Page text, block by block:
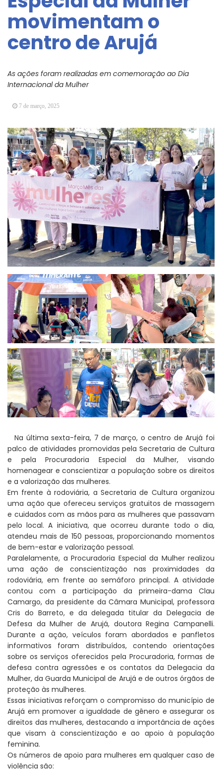
Arujá promove 2º encontro da Jornada de
Conhecimento em Bem-Estar Animal no Parque
dos Ipês
Arujá terá novo posto para emissão do Cartão
TOP
movimentam o
centro de Arujá
As ações foram realizadas em comemoração ao Dia
Internacional da Mulher
7 de março, 2025
Na última sexta-feira, 7 de março, o centro de Arujá foi
palco de atividades promovidas pela Secretaria de Cultura
e pela Procuradoria Especial da Mulher, visando
homenagear e conscientizar a população sobre os direitos
e a valorização das mulheres.
Em frente à rodoviária, a Secretaria de Cultura organizou
uma ação que ofereceu serviços gratuitos de massagem
e cuidados com as mãos para as mulheres que passavam
pelo local. A iniciativa, que ocorreu durante todo o dia,
atendeu mais de 150 pessoas, proporcionando momentos
de bem-estar e valorização pessoal.
Paralelamente, a Procuradoria Especial da Mulher realizou
uma ação de conscientização nas proximidades da
rodoviária, em frente ao semáforo principal. A atividade
contou com a participação da primeira-dama Clau
Camargo, da presidente da Câmara Municipal, professora
Cris do Barreto, e da delegada titular da Delegacia de
Defesa da Mulher de Arujá, doutora Regina Campanelli.
Durante a ação, veículos foram abordados e panfletos
informativos foram distribuídos, contendo orientações
sobre os serviços oferecidos pela Procuradoria, formas de
defesa contra agressões e os contatos da Delegacia da
Mulher, da Guarda Municipal de Arujá e de outros órgãos de
proteção às mulheres.
Essas iniciativas reforçam o compromisso do município de
Arujá em promover a igualdade de gênero e assegurar os
direitos das mulheres, destacando a importância de ações
que visam à conscientização e ao apoio à população
feminina.
Os números de apoio para mulheres em qualquer caso de
violência são: